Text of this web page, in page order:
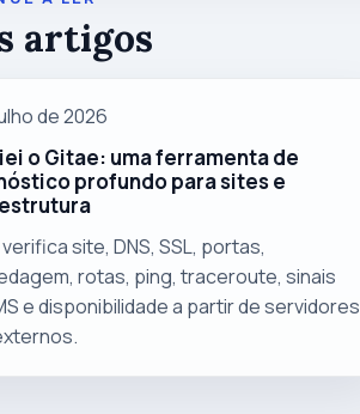
artigos
de 2026
o Gitae: uma ferramenta de
profundo para sites e
site, DNS, SSL, portas,
rotas, ping, traceroute, sinais
e disponibilidade a partir de servidores